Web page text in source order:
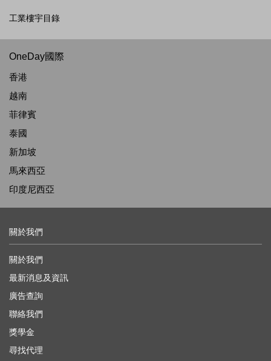
工業樓宇目錄
OneDay國際
香港
越南
菲律賓
泰國
新加坡
馬來西亞
印度尼西亞
關於我們
關於我們
最新消息及資訊
廣告查詢
聯絡我們
獎學金
尋找代理